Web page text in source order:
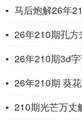
马后炮解26年
26年210期孔
26年210期3d字
26年210期 葵
210期光芒万丈